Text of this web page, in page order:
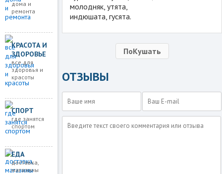
дома и
ремонта
КРАСОТА И
ЗДОРОВЬЕ
все для
здоровья и
красоты
СПОРТ
где занятся
спортом
ЕДА
доставка,
магазины
молодняк, утята,
индюшата, гусята.
ПоКушать
ОТЗЫВЫ